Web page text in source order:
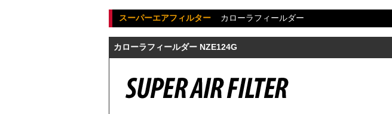
スーパーエアフィルター カローラフィールダー
カローラフィールダー NZE124G